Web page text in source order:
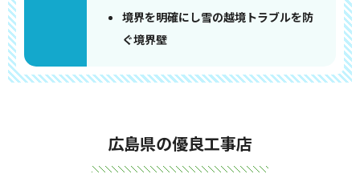
境界を明確にし雪の越境トラブルを防
ぐ境界壁
広島県の優良工事店